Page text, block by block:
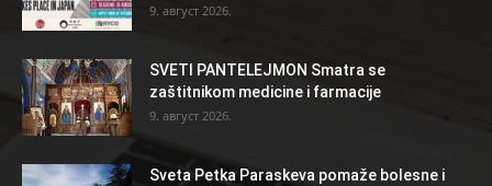
9. август 2026.
SVETI PANTELEJMON Smatra se
zaštitnikom medicine i farmacije
9. август 2026.
Sveta Petka Paraskeva pomaže bolesne i